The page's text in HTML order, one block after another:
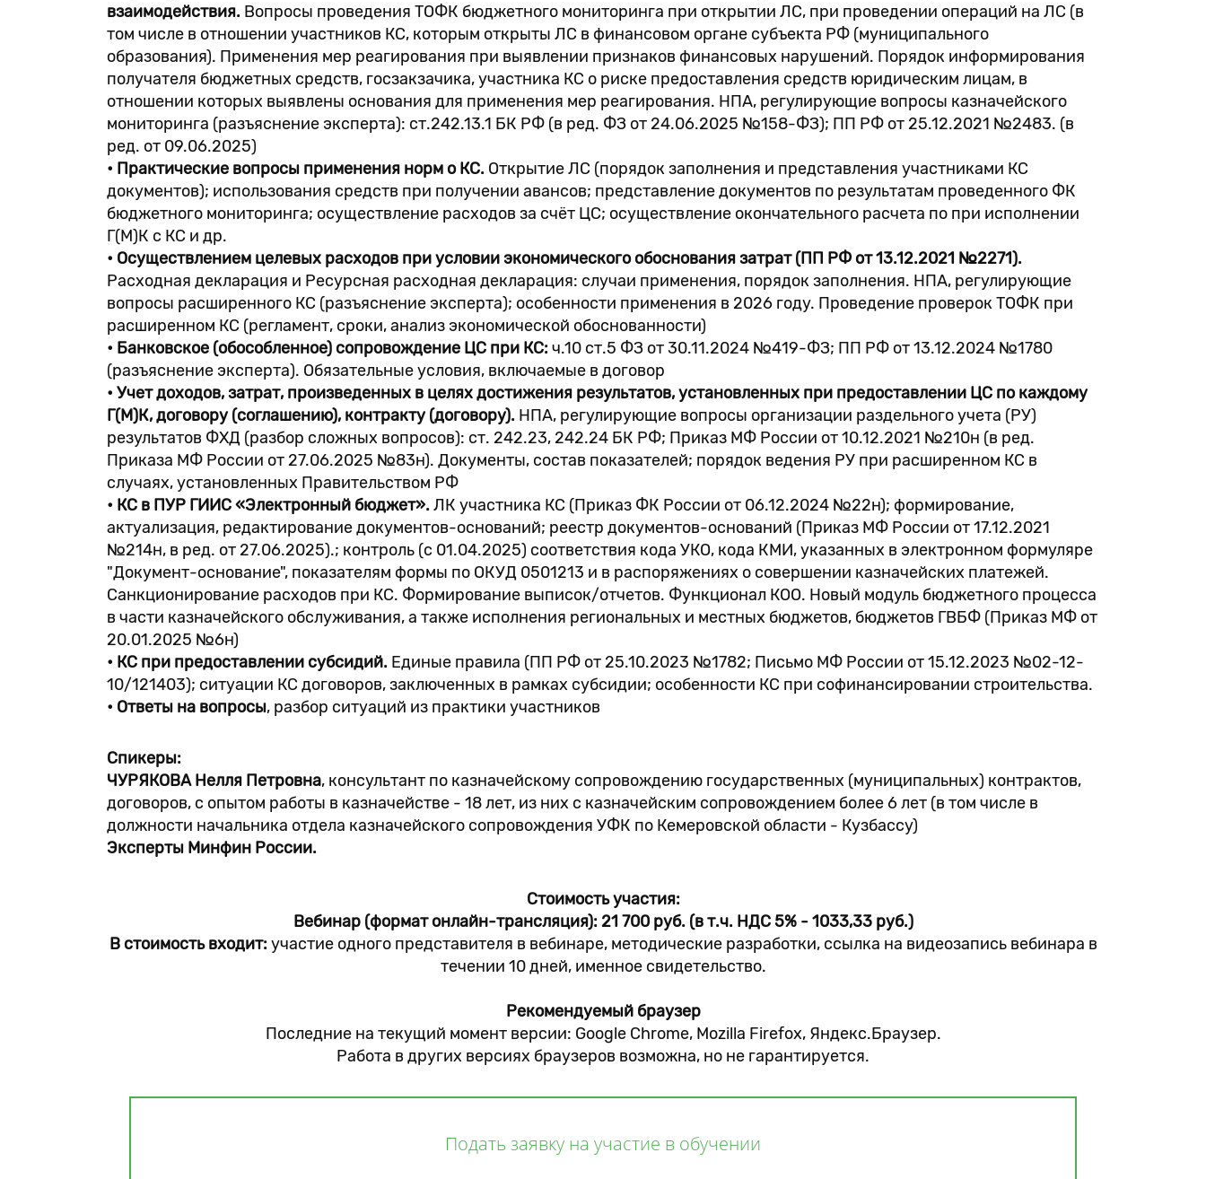
взаимодействия. Вопросы проведения ТОФК бюджетного мониторинга при открытии ЛС, при проведении операций на ЛС (в
том числе в отношении участников КС, которым открыты ЛС в финансовом органе субъекта РФ (муниципального
образования). Применения мер реагирования при выявлении признаков финансовых нарушений. Порядок информирования
получателя бюджетных средств, госзакзачика, участника КС о риске предоставления средств юридическим лицам, в
отношении которых выявлены основания для применения мер реагирования. НПА, регулирующие вопросы казначейского
мониторинга (разъяснение эксперта): ст.242.13.1 БК РФ (в ред. ФЗ от 24.06.2025 №158-ФЗ); ПП РФ от 25.12.2021 №2483. (в
ред. от 09.06.2025)
• Практические вопросы применения норм о КС. Открытие ЛС (порядок заполнения и представления участниками КС
документов); использования средств при получении авансов; представление документов по результатам проведенного ФК
бюджетного мониторинга; осуществление расходов за счёт ЦС; осуществление окончательного расчета по при исполнении
Г(М)К с КС и др.
• Осуществлением целевых расходов при условии экономического обоснования затрат (ПП РФ от 13.12.2021 №2271).
Расходная декларация и Ресурсная расходная декларация: случаи применения, порядок заполнения. НПА, регулирующие
вопросы расширенного КС (разъяснение эксперта); особенности применения в 2026 году. Проведение проверок ТОФК при
расширенном КС (регламент, сроки, анализ экономической обоснованности)
• Банковское (обособленное) сопровождение ЦС при КС:ч.10 ст.5 ФЗ от 30.11.2024 №419-ФЗ; ПП РФ от 13.12.2024 №1780
(разъяснение эксперта). Обязательные условия, включаемые в договор
• Учет доходов, затрат, произведенных в целях достижения результатов, установленных при предоставлении ЦС по каждому
Г(М)К, договору (соглашению), контракту (договору). НПА, регулирующие вопросы организации раздельного учета (РУ)
результатов ФХД (разбор сложных вопросов): ст. 242.23, 242.24 БК РФ; Приказ МФ России от 10.12.2021 №210н (в ред.
Приказа МФ России от 27.06.2025 №83н). Документы, состав показателей; порядок ведения РУ при расширенном КС в
случаях, установленных Правительством РФ
• КС в ПУР ГИИС «Электронный бюджет». ЛК участника КС (Приказ ФК России от 06.12.2024 №22н); формирование,
актуализация, редактирование документов-оснований; реестр документов-оснований (Приказ МФ России от 17.12.2021
№214н, в ред. от 27.06.2025).; контроль (с 01.04.2025) соответствия кода УКО, кода КМИ, указанных в электронном формуляре
"Документ-основание", показателям формы по ОКУД 0501213 и в распоряжениях о совершении казначейских платежей.
Санкционирование расходов при КС. Формирование выписок/отчетов. Функционал КОО. Новый модуль бюджетного процесса
в части казначейского обслуживания, а также исполнения региональных и местных бюджетов, бюджетов ГВБФ (Приказ МФ от
20.01.2025 №6н)
• КС при предоставлении субсидий. Единые правила (ПП РФ от 25.10.2023 №1782; Письмо МФ России от 15.12.2023 №02-12-
10/121403); ситуации КС договоров, заключенных в рамках субсидии; особенности КС при софинансировании строительства.
• Ответы на вопросы, разбор ситуаций из практики участников
Спикеры:
ЧУРЯКОВА Нелля Петровна, консультант по казначейскому сопровождению государственных (муниципальных) контрактов,
договоров, с опытом работы в казначействе - 18 лет, из них с казначейским сопровождением более 6 лет (в том числе в
должности начальника отдела казначейского сопровождения УФК по Кемеровской области - Кузбассу)
Эксперты Минфин России.
Стоимость участия:
Вебинар (формат онлайн-трансляция): 21 700 руб. (в т.ч. НДС 5% - 1033,33 руб.)
В стоимость входит:участие одного представителя в вебинаре, методические разработки, ссылка на видеозапись вебинара в
течении 10 дней, именное свидетельство.
Рекомендуемый браузер
Последние на текущий момент версии: Google Chrome, Mozilla Firefox, Яндекс.Браузер.
Работа в других версиях браузеров возможна, но не гарантируется.
Подать заявку на участие в обучении